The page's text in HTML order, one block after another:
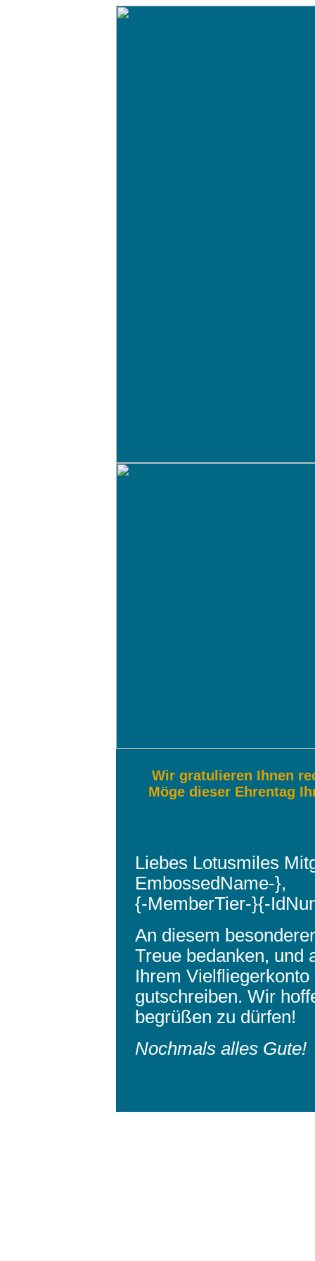
Wir gratulieren Ihnen
Möge dieser Ehrentag
Liebes Lotusmiles
EmbossedName-},
{-MemberTier-}{-
An diesem
Treue bedanken, und
Ihrem
gutschreiben. Wir
begrüßen zu dürfen!
Nochmals alles Gute!